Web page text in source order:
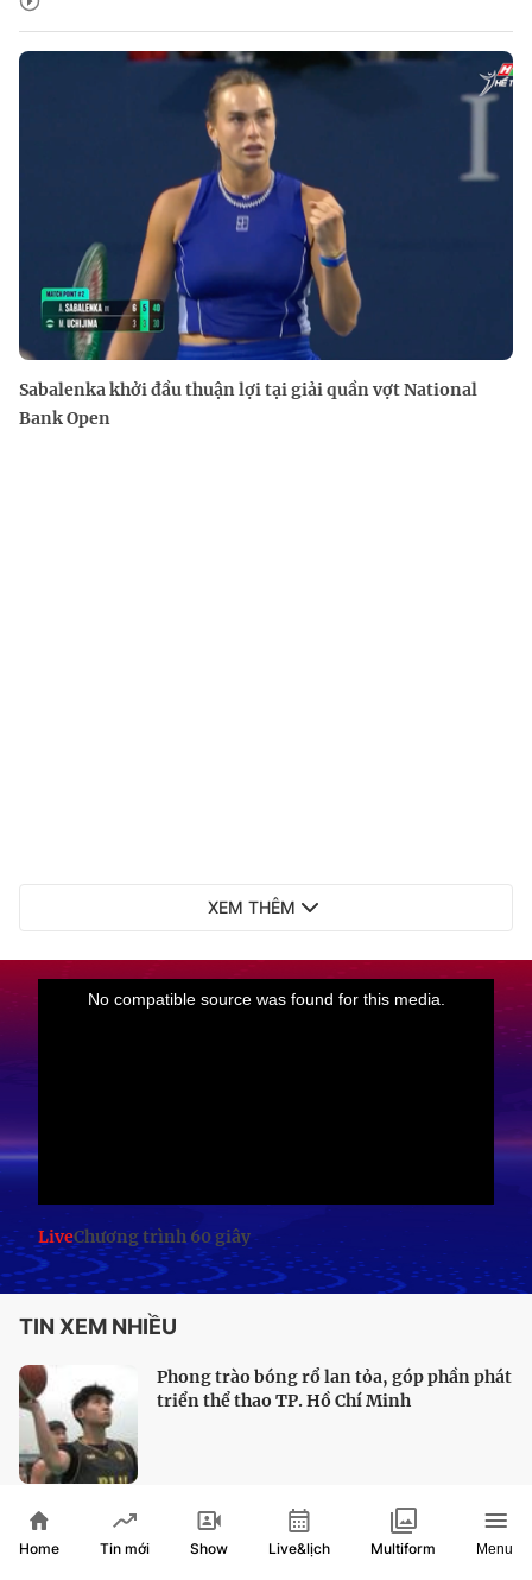
Sabalenka khởi đầu thuận lợi tại giải quần vợt National
Bank Open
XEM THÊM
LiveChương trình 60 giây
TIN XEM NHIỀU
Phong trào bóng rổ lan tỏa, góp phần phát
triển thể thao TP. Hồ Chí Minh
Bóng bàn TP. Hồ Chí Minh sẵn sàng chinh
Home Tin mới Show Live&lịch Multiform Menu